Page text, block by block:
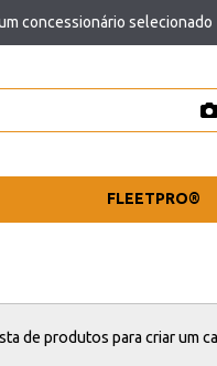
concessionário selecionado
FLEETPRO®
de produtos para criar um